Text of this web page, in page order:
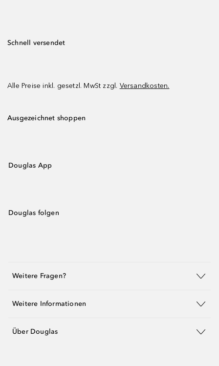
Schnell versendet
Alle Preise inkl. gesetzl. MwSt zzgl. Versandkosten.
Ausgezeichnet shoppen
Douglas App
Douglas folgen
Weitere Fragen?
Weitere Informationen
Über Douglas